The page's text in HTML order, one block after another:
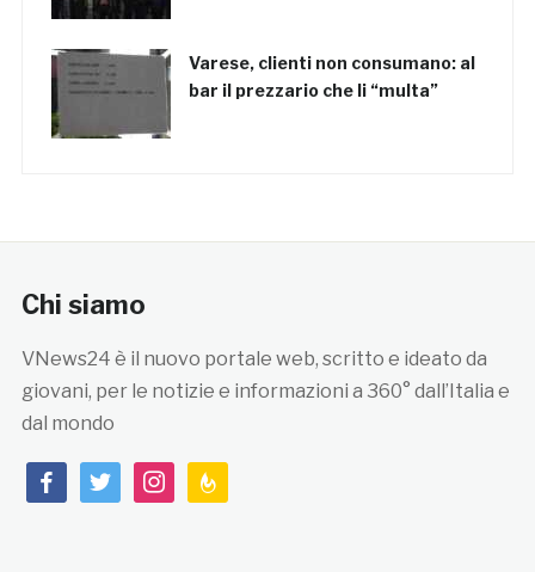
Varese, clienti non consumano: al
bar il prezzario che li “multa”
Chi siamo
VNews24 è il nuovo portale web, scritto e ideato da
giovani, per le notizie e informazioni a 360° dall’Italia e
dal mondo
facebooktwitterinstagramfeedburner